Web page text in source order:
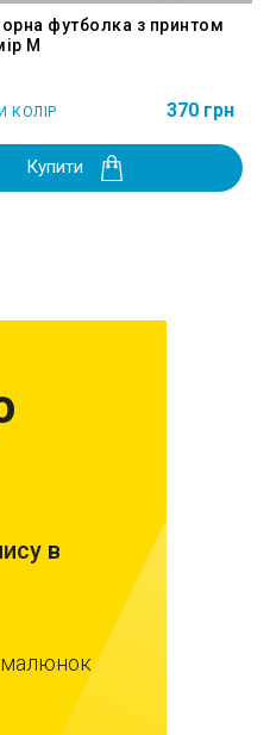
футболка з принтом
M
КОЛІР 370 грн
Купити
в
малюнок